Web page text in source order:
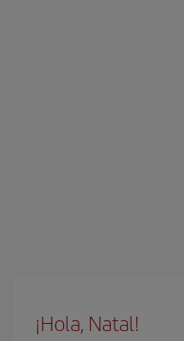
¡Hola, Natal!